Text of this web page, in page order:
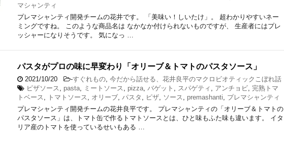
マシャンティ
プレマシャンティ開発チームの花井です。 「美味い！しいたけ」。 超わかりやすいネー
ミングですね。 このような商品名は なかなか付けられないものですが、 生産者にはプレ
ッシャーになりそうです。 気になっ …
パスタがプロの味に早変わり「オリーブ＆トマトのパスタソース」
2021/10/20 -すぐれもの 今だから話せる、花井良平のマクロビオティックこぼれ話
ピザソース
pasta ミートソース pizza バゲット スパゲティ アンチョビ 完熟トマ
トベース
トマトソース オリーブ パスタ ピザ ソース premashanti
プレマシャンティ
プレマシャンティ開発チームの花井良平です。 プレマシャンティの「オリーブ＆トマトの
パスタソース」は、トマト缶で作るトマトソースとは、ひと味もふた味も違います。 イタ
リア産のトマトを使っているせいもある …